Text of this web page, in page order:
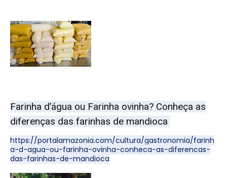
Farinha d’água ou Farinha ovinha? Conheça as
diferenças das farinhas de mandioca
https://portalamazonia.com/cultura/gastronomia/farinh
a-d-agua-ou-farinha-ovinha-conheca-as-diferencas-
das-farinhas-de-mandioca